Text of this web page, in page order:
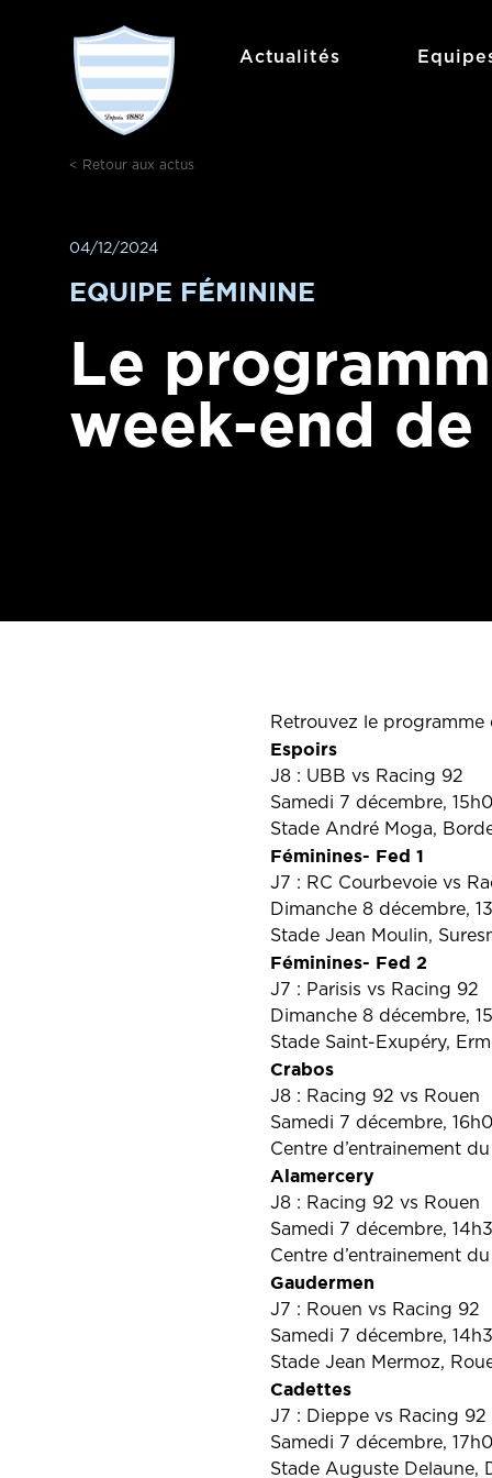
Actualités
< Retour aux actus
04/12/2024
EQUIPE FÉMININE
Le
week-end de
Retrouvez le
Espoirs
J8 : UBB vs Racing 92
Samedi 7 décembre,
Stade André Moga,
Féminines- Fed 1
J7 : RC Courbevoie vs
Dimanche 8 décembre,
Stade Jean Moulin,
Féminines- Fed 2
J7 : Parisis vs Racing 92
Dimanche 8 décembre,
Stade Saint-Exupéry,
Crabos
J8 : Racing 92 vs Rouen
Samedi 7 décembre,
Centre d’entrainement
Alamercery
J8 : Racing 92 vs Rouen
Samedi 7 décembre,
Centre d’entrainement
Gaudermen
J7 : Rouen vs Racing 92
Samedi 7 décembre,
Stade Jean Mermoz,
Cadettes
J7 : Dieppe vs Racing 92
Samedi 7 décembre,
Stade Auguste Delaune,